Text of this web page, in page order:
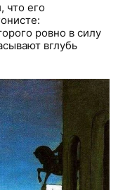
что его
ровно в силу
вглубь